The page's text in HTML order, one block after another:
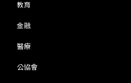
教育
金融
醫療
公協會